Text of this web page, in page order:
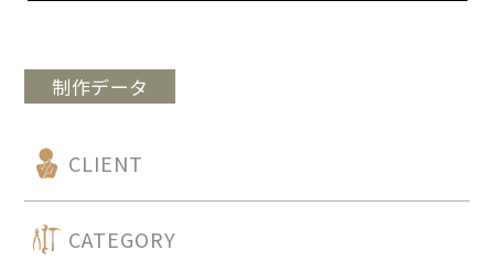
制作データ
CLIENT
CATEGORY